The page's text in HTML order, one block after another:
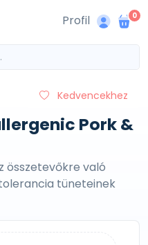
Profil 0
Kedvencekhez
Pork &
összetevőkre való
tüneteinek